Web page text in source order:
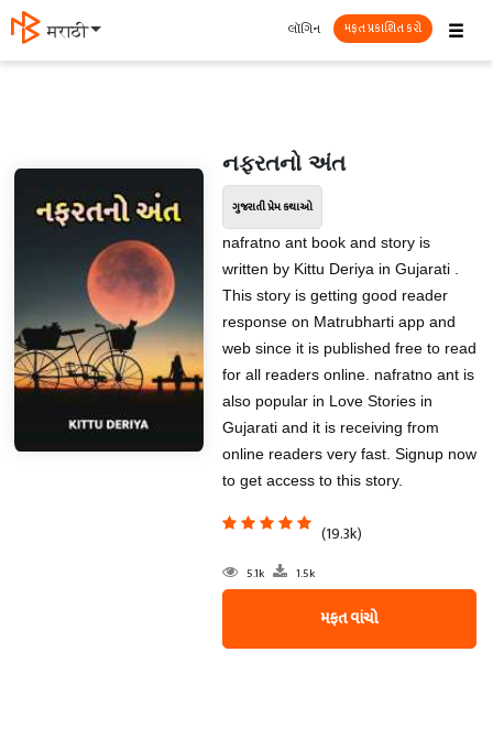
मराठी ☰
લૉગિન મફત પ્રકાશિત કરો
નફરતનો અંત
ગુજરાતી પ્રેમ કથાઓ
nafratno ant book and story is
written by Kittu Deriya in Gujarati .
This story is getting good reader
response on Matrubharti app and
web since it is published free to read
for all readers online. nafratno ant is
also popular in Love Stories in
Gujarati and it is receiving from
online readers very fast. Signup now
to get access to this story.
(19.3k)
5.1k 1.5k
મફત વાંચો